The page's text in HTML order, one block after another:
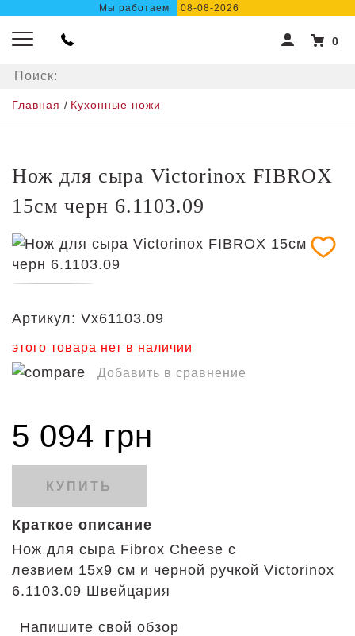
Мы работаем 08-08-2026
0
Главная / Кухонные ножи
Нож для сыра Victorinox FIBROX
15см черн 6.1103.09
Артикул: Vx61103.09
этого товара нет в наличии
Добавить в сравнение
5 094 грн
КУПИТЬ
Краткое описание
Нож для сыра Fibrox Cheese с
лезвием 15х9 см и черной ручкой Victorinox
6.1103.09 Швейцария
Напишите свой обзор